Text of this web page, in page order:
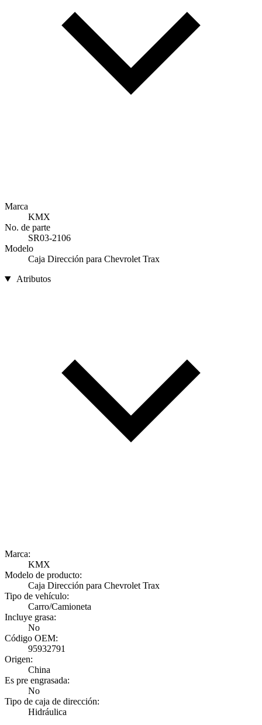
Marca
KMX
No. de parte
SR03-2106
Modelo
Caja Dirección para Chevrolet Trax
Atributos
Marca:
KMX
Modelo de producto:
Caja Dirección para Chevrolet Trax
Tipo de vehículo:
Carro/Camioneta
Incluye grasa:
No
Código OEM:
95932791
Origen:
China
Es pre engrasada:
No
Tipo de caja de dirección:
Hidráulica